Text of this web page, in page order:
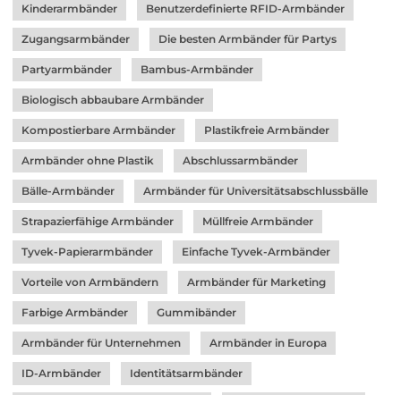
Kinderarmbänder Benutzerdefinierte RFID-Armbänder
Zugangsarmbänder Die besten Armbänder für Partys
Partyarmbänder Bambus-Armbänder
Biologisch abbaubare Armbänder
Kompostierbare Armbänder Plastikfreie Armbänder
Armbänder ohne Plastik Abschlussarmbänder
Bälle-Armbänder Armbänder für Universitätsabschlussbälle
Strapazierfähige Armbänder Müllfreie Armbänder
Tyvek-Papierarmbänder Einfache Tyvek-Armbänder
Vorteile von Armbändern Armbänder für Marketing
Farbige Armbänder Gummibänder
Armbänder für Unternehmen Armbänder in Europa
ID-Armbänder Identitätsarmbänder